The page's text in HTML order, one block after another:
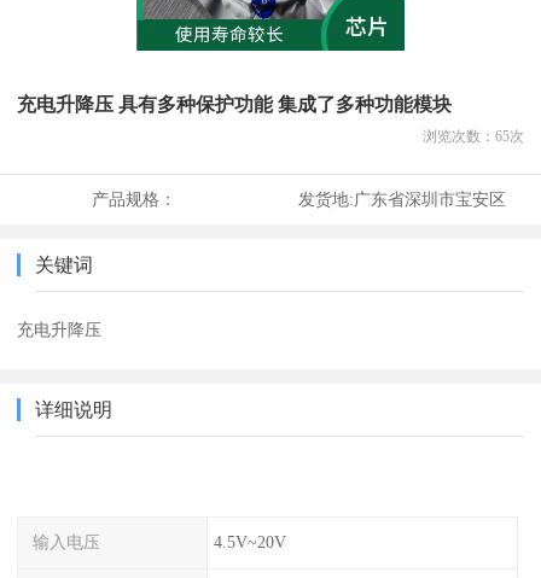
充电升降压 具有多种保护功能 集成了多种功能模块
浏览次数： 65次
产品规格： 发货地:广东省深圳市宝安区
关键词
充电升降压
详细说明
输入电压 4.5V~20V